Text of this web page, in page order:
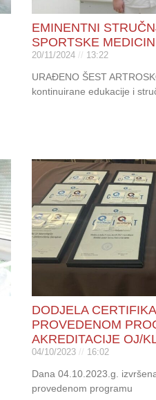
EMINENTNI
SPORTSKE
20/11/2024 13:22
URAĐENO ŠEST
kontinuirane edukacije i
DODJELA
PROVEDENOM
AKREDITACIJE OJ/
04/10/2023 16:02
Dana 04.10.2023.g.
provedenom programu